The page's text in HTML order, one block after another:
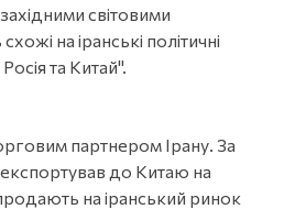
світовими
на іранські політичні
та Китай".
партнером Ірану. За
до Китаю на
на іранський ринок